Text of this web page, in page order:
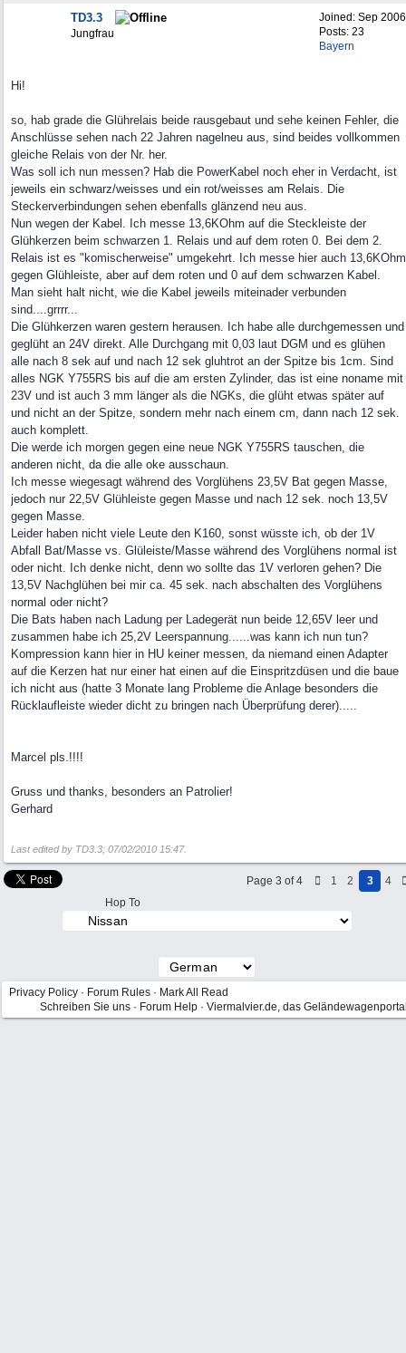
Joined: Sep 2006
Posts: 23
Bayern
TD3.3
Jungfrau
Hi!
so, hab grade die Glührelais beide rausgebaut und sehe keinen Fehler, die
Anschlüsse sehen nach 22 Jahren nagelneu aus, sind beides vollkommen
gleiche Relais von der Nr. her.
Was soll ich nun messen? Hab die PowerKabel noch eher in Verdacht, ist
jeweils ein schwarz/weisses und ein rot/weisses am Relais. Die
Steckerverbindungen sehen ebenfalls glänzend neu aus.
Nun wegen der Kabel. Ich messe 13,6KOhm auf die Steckleiste der
Glühkerzen beim schwarzen 1. Relais und auf dem roten 0. Bei dem 2.
Relais ist es "komischerweise" umgekehrt. Ich messe hier auch 13,6KOhm
gegen Glühleiste, aber auf dem roten und 0 auf dem schwarzen Kabel.
Man sieht halt nicht, wie die Kabel jeweils miteinader verbunden
sind....grrrr...
Die Glühkerzen waren gestern herausen. Ich habe alle durchgemessen und
geglüht an 24V direkt. Alle Durchgang mit 0,03 laut DGM und es glühen
alle nach 8 sek auf und nach 12 sek gluhtrot an der Spitze bis 1cm. Sind
alles NGK Y755RS bis auf die am ersten Zylinder, das ist eine noname mit
23V und ist auch 3 mm länger als die NGKs, die glüht etwas später auf
und nicht an der Spitze, sondern mehr nach einem cm, dann nach 12 sek.
auch komplett.
Die werde ich morgen gegen eine neue NGK Y755RS tauschen, die
anderen nicht, da die alle oke ausschaun.
Ich messe wiegesagt während des Vorglühens 23,5V Bat gegen Masse,
jedoch nur 22,5V Glühleiste gegen Masse und nach 12 sek. noch 13,5V
gegen Masse.
Leider haben nicht viele Leute den K160, sonst wüsste ich, ob der 1V
Abfall Bat/Masse vs. Glüleiste/Masse während des Vorglühens normal ist
oder nicht. Ich denke nicht, denn wo sollte das 1V verloren gehen? Die
13,5V Nachglühen bei mir ca. 45 sek. nach abschalten des Vorglühens
normal oder nicht?
Die Bats haben nach Ladung per Ladegerät nun beide 12,65V leer und
zusammen habe ich 25,2V Leerspannung......was kann ich nun tun?
Kompression kann hier in HU keiner messen, da niemand einen Adapter
auf die Kerzen hat nur einer hat einen auf die Einspritzdüsen und die baue
ich nicht aus (hatte 3 Monate lang Probleme die Anlage besonders die
Rücklaufleiste wieder dicht zu bringen nach Überprüfung derer).....
Marcel pls.!!!!
Gruss und thanks, besonders an Patrolier!
Gerhard
Last edited by TD3.3; 07/02/2010 15:47.
Page 3 of 4 1 2 3
4
Hop To
Privacy Policy · Forum Rules · Mark All Read
Schreiben Sie uns · Forum Help · Viermalvier.de, das